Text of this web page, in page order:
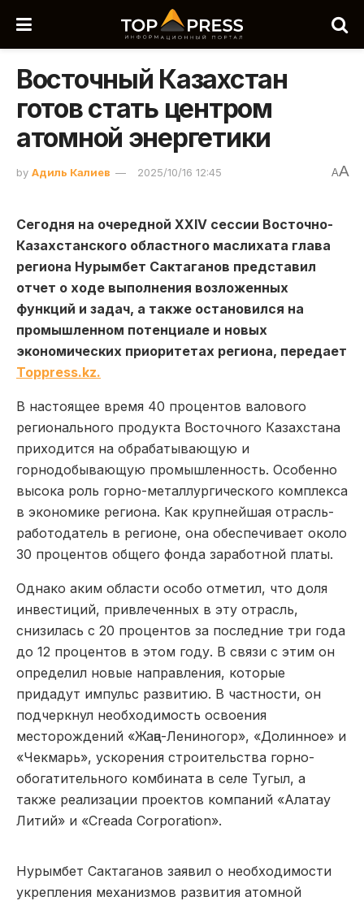
Восточный Казахстан
готов стать центром
атомной энергетики
by Адиль Калиев 2025/10/16 12:45 AA
Сегодня на очередной XXIV сессии Восточно-
Казахстанского областного маслихата глава
региона Нурымбет Сактаганов представил
отчет о ходе выполнения возложенных
функций и задач, а также остановился на
промышленном потенциале и новых
экономических приоритетах региона, передает
Toppress.kz.
В настоящее время 40 процентов валового
регионального продукта Восточного Казахстана
приходится на обрабатывающую и
горнодобывающую промышленность. Особенно
высока роль горно-металлургического комплекса
в экономике региона. Как крупнейшая отрасль-
работодатель в регионе, она обеспечивает около
30 процентов общего фонда заработной платы.
Однако аким области особо отметил, что доля
инвестиций, привлеченных в эту отрасль,
снизилась с 20 процентов за последние три года
до 12 процентов в этом году. В связи с этим он
определил новые направления, которые
придадут импульс развитию. В частности, он
подчеркнул необходимость освоения
месторождений «Жаңа-Лениногор», «Долинное» и
«Чекмарь», ускорения строительства горно-
обогатительного комбината в селе Тугыл, а
также реализации проектов компаний «Алатау
Литий» и «Creada Corporation».
Нурымбет Сактаганов заявил о необходимости
укрепления механизмов развития атомной